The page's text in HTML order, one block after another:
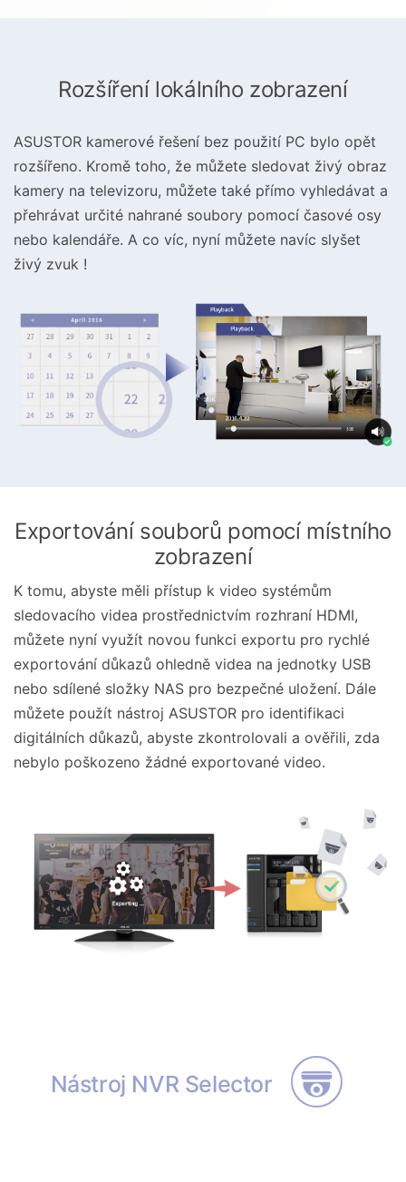
Rozšíření lokálního zobrazení
ASUSTOR kamerové řešení bez použití PC bylo opět
rozšířeno. Kromě toho, že můžete sledovat živý obraz
kamery na televizoru, můžete také přímo vyhledávat a
přehrávat určité nahrané soubory pomocí časové osy
nebo kalendáře. A co víc, nyní můžete navíc slyšet
živý zvuk !
Exportování souborů pomocí místního
zobrazení
K tomu, abyste měli přístup k video systémům
sledovacího videa prostřednictvím rozhraní HDMI,
můžete nyní využít novou funkci exportu pro rychlé
exportování důkazů ohledně videa na jednotky USB
nebo sdílené složky NAS pro bezpečné uložení. Dále
můžete použít nástroj ASUSTOR pro identifikaci
digitálních důkazů, abyste zkontrolovali a ověřili, zda
nebylo poškozeno žádné exportované video.
Nástroj NVR Selector